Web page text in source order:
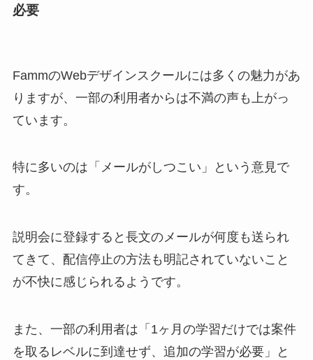
必要
FammのWebデザインスクールには多くの魅力があ
りますが、一部の利用者からは不満の声も上がっ
ています。
特に多いのは「メールがしつこい」という意見で
す。
説明会に登録すると長文のメールが何度も送られ
てきて、配信停止の方法も明記されていないこと
が不快に感じられるようです。
また、一部の利用者は「1ヶ月の学習だけでは案件
を取るレベルに到達せず、追加の学習が必要」と